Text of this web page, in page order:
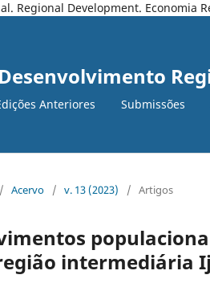
Regional Development. Economia
Anteriores Submissões
/ Acervo / v. 13 (2023) / Artigos
intermediária